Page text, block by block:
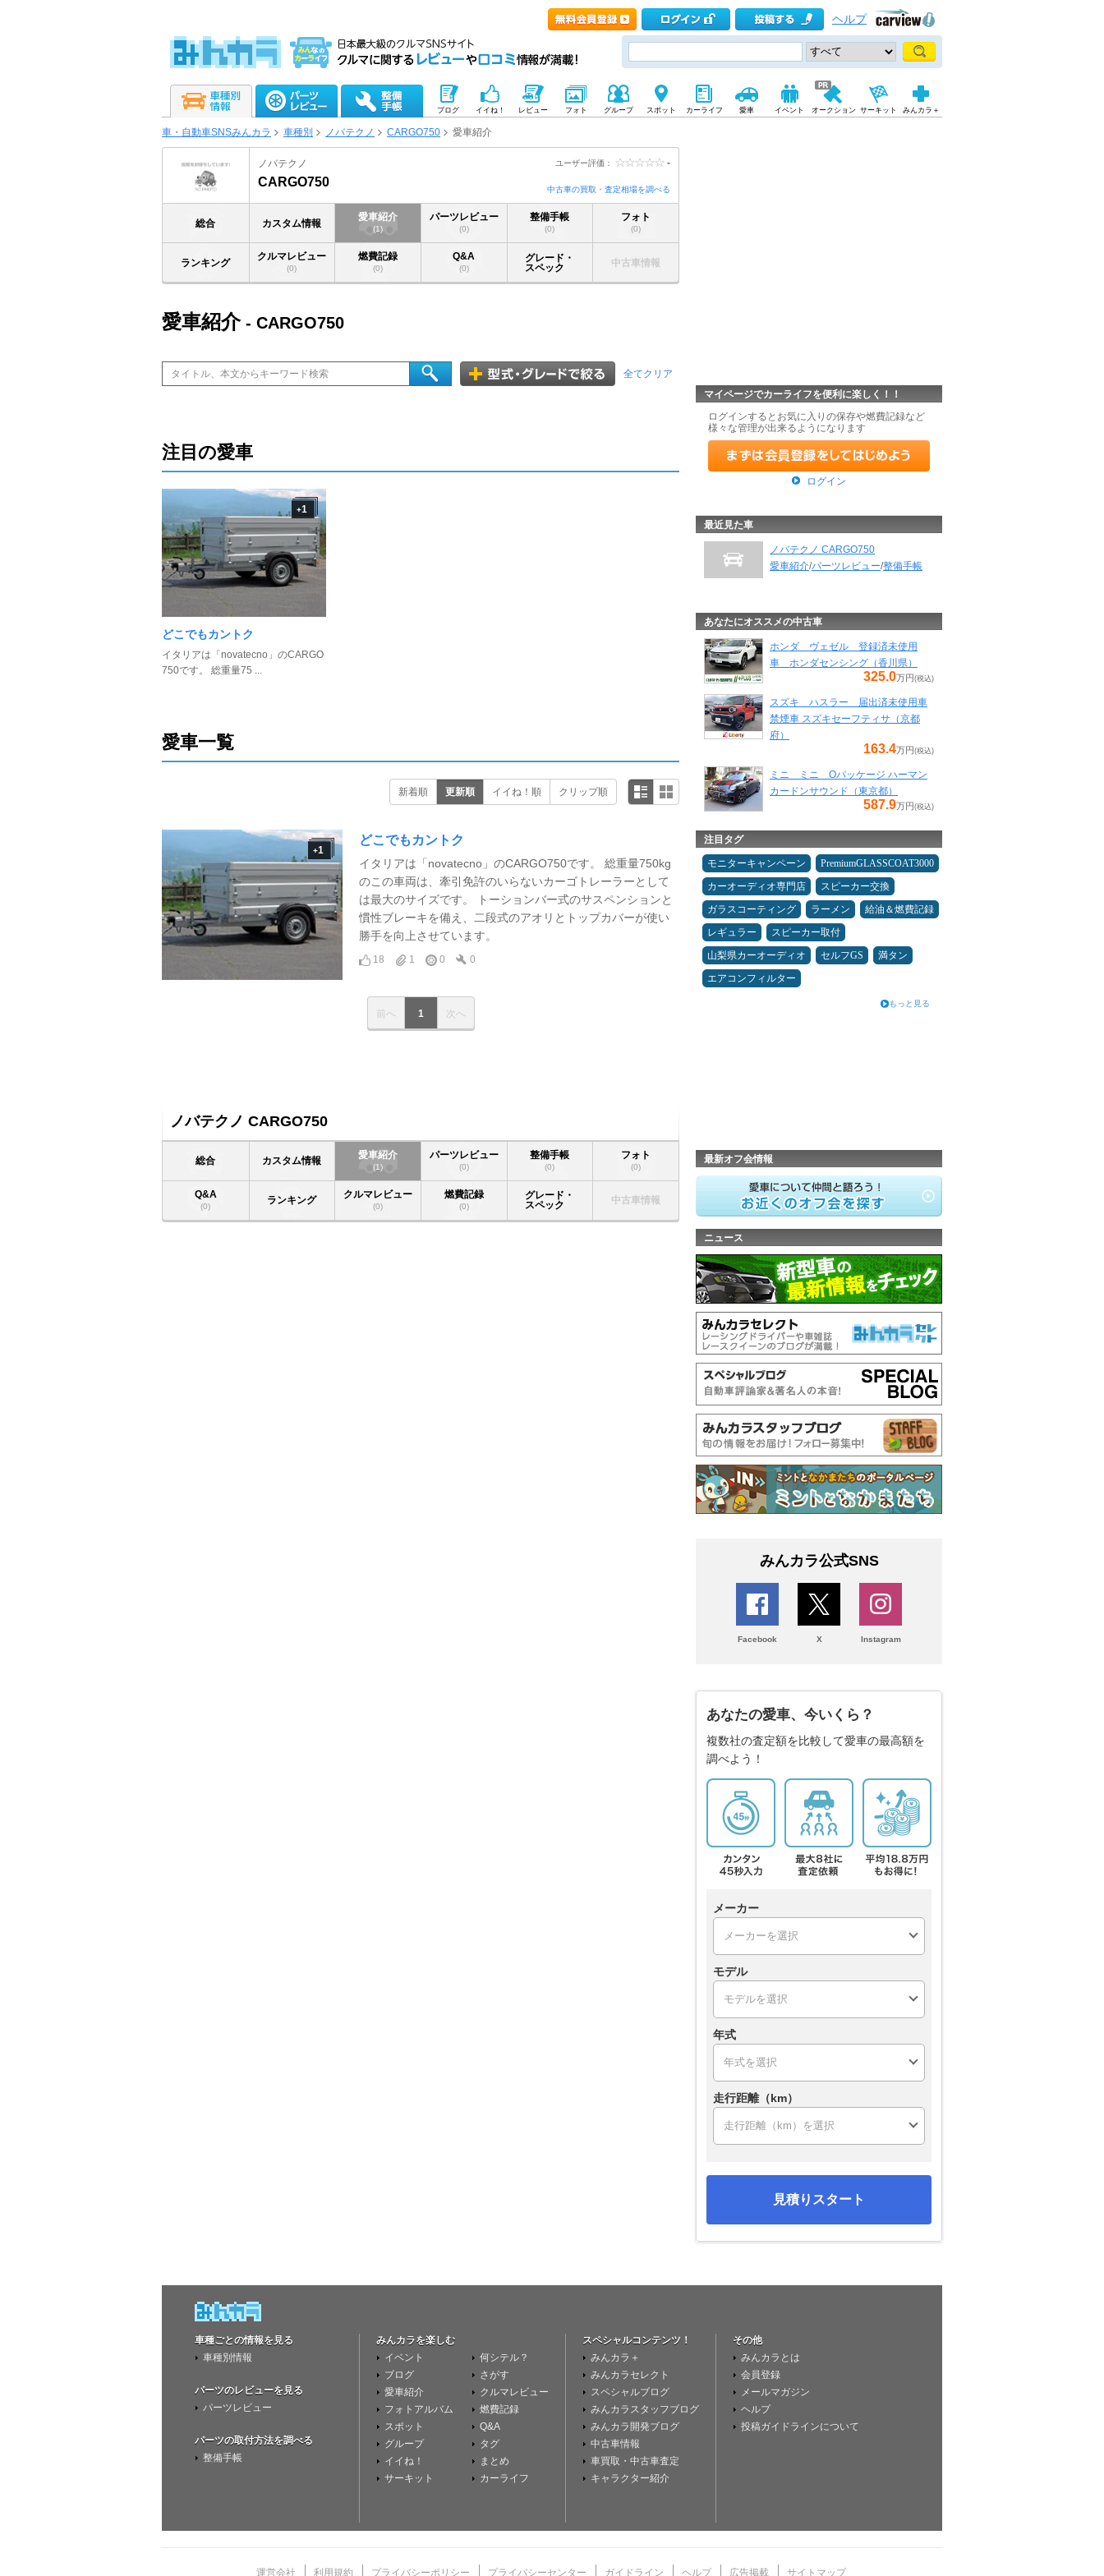
ヘルプ
ブログ イイね！ レビュー フォト グループ スポット カーライフ 愛車 イベント オークション サーキット みんカラ＋
車・自動車SNSみんカラ 車種別 ノバテクノ CARGO750 愛車紹介
ユーザー評価： -
ノバテクノ
CARGO750
中古車の買取・査定相場を調べる
総合 カスタム情報
愛車紹介
(1)
パーツレビュー
(0)
整備手帳
(0)
フォト
(0)
ランキング
クルマレビュー
(0)
燃費記録
(0)
Q&A
(0)
グレード・
スペック
中古車情報
愛車紹介- CARGO750
全てクリア
注目の愛車
+1
どこでもカントク
イタリアは「novatecno」のCARGO
750です。 総重量75 ...
愛車一覧
新着順 更新順 イイね！順 クリップ順
+1
どこでもカントク
イタリアは「novatecno」のCARGO750です。 総重量750kg
のこの車両は、牽引免許のいらないカーゴトレーラーとして
は最大のサイズです。 トーションバー式のサスペンションと
慣性ブレーキを備え、二段式のアオリとトップカバーが使い
勝手を向上させています。
18 1 0 0
前へ 1 次へ
ノバテクノ CARGO750
総合 カスタム情報
愛車紹介
(1)
パーツレビュー
(0)
整備手帳
(0)
フォト
(0)
Q&A
(0) ランキング
クルマレビュー
(0)
燃費記録
(0)
グレード・
スペック
中古車情報
マイページでカーライフを便利に楽しく！！
ログインするとお気に入りの保存や燃費記録など
様々な管理が出来るようになります
ログイン
最近見た車
ノバテクノ CARGO750
愛車紹介/パーツレビュー/整備手帳
あなたにオススメの中古車
ホンダ ヴェゼル 登録済未使用
車 ホンダセンシング（香川県）
325.0万円 (税込)
スズキ ハスラー 届出済未使用車
禁煙車 スズキセーフティサ（京都
府）
163.4万円 (税込)
ミニ ミニ Oパッケージ ハーマン
カードンサウンド（東京都）
587.9万円 (税込)
注目タグ
モニターキャンペーン
PremiumGLASSCOAT3000
カーオーディオ専門店
スピーカー交換
ガラスコーティング
ラーメン
給油＆燃費記録
レギュラー
スピーカー取付
山梨県カーオーディオ
セルフGS
満タン
エアコンフィルター
もっと見る
最新オフ会情報
ニュース
みんカラ公式SNS
Facebook X Instagram
あなたの愛車、今いくら？
複数社の査定額を比較して愛車の最高額を
調べよう！
メーカー
モデル
年式
走行距離（km）
見積りスタート
車種ごとの情報を見る
車種別情報
パーツのレビューを見る
パーツレビュー
パーツの取付方法を調べる
整備手帳
みんカラを楽しむ
イベント
ブログ
愛車紹介
フォトアルバム
スポット
グループ
イイね！
サーキット
何シテル？
さがす
クルマレビュー
燃費記録
Q&A
タグ
まとめ
カーライフ
スペシャルコンテンツ！
みんカラ＋
みんカラセレクト
スペシャルブログ
みんカラスタッフブログ
みんカラ開発ブログ
中古車情報
車買取・中古車査定
キャラクター紹介
その他
みんカラとは
会員登録
メールマガジン
ヘルプ
投稿ガイドラインについて
運営会社 利用規約 プライバシーポリシー プライバシーセンター ガイドライン ヘルプ 広告掲載 サイトマップ